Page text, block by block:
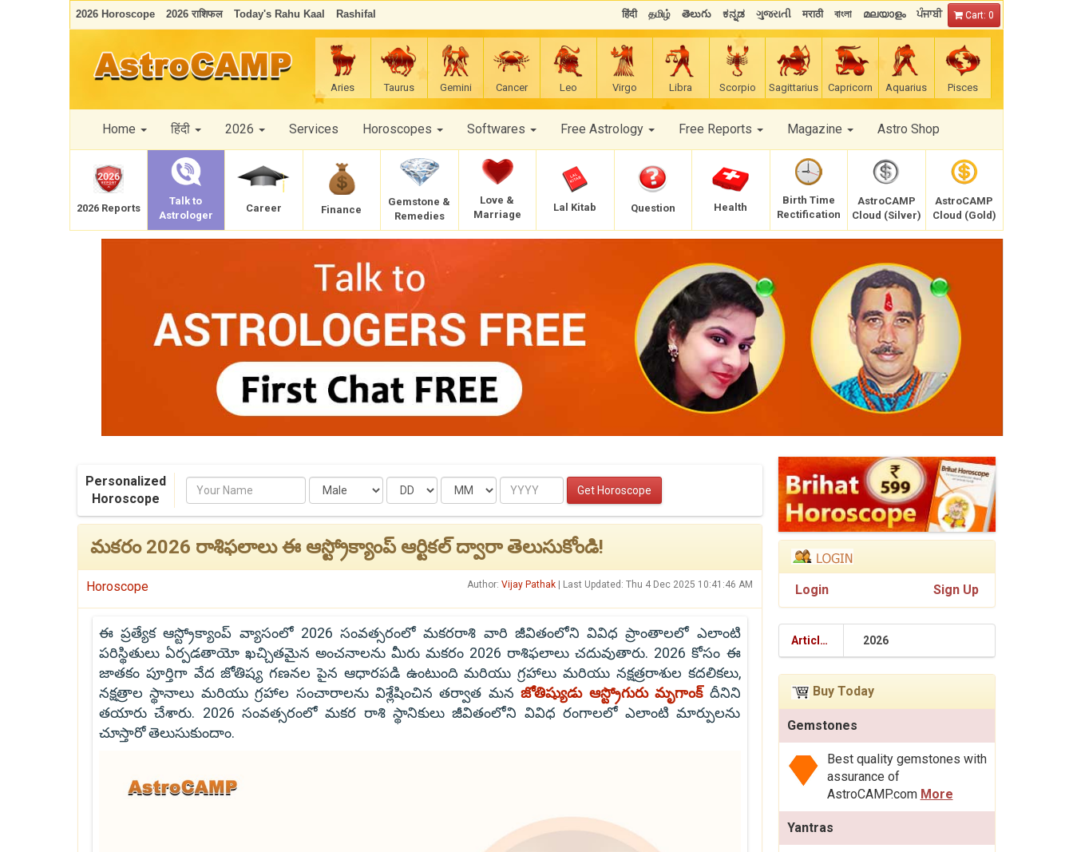
2026 Horoscope 2026 राशिफल Today's Rahu Kaal Rashifal हिंदी தமிழ் తెలుగు ಕನ್ನಡ ગુજરાતી मराठी বাংলা മലയാളം ਪੰਜਾਬੀ Cart: 0
Aries Taurus Gemini Cancer Leo Virgo Libra Scorpio Sagittarius Capricorn Aquarius Pisces
Home हिंदी 2026 Services Horoscopes Softwares Free Astrology Free Reports Magazine Astro Shop
2026 Reports
Talk to
Astrologer
Career Finance
Gemstone &
Remedies
Love &
Marriage
Lal Kitab Question Health
Birth Time
Rectification
AstroCAMP
Cloud (Silver)
AstroCAMP
Cloud (Gold)
Personalized
Horoscope
Name Date Month Year Get Horoscope
మకరం 2026 రాశిఫలాలు ఈ ఆస్ట్రోక్యాంప్ ఆర్టికల్ ద్వారా తెలుసుకోండి!
Horoscope Author:Vijay Pathak | Last Updated: Thu 4 Dec 2025 10:41:46 AM
ఈ ప్రత్యేక ఆస్ట్రోక్యాంప్ వ్యాసంలో 2026 సంవత్సరంలో మకరరాశి వారి జీవితంలోని వివిధ ప్రాంతాలలో ఎలాంటి
పరిస్థితులు ఏర్పడతాయో ఖచ్చితమైన అంచనాలను మీరు మకరం 2026 రాశిఫలాలు చదువుతారు. 2026 కోసం ఈ
జాతకం పూర్తిగా వేద జోతిష్య గణనల పైన ఆధారపడి ఉంటుంది మరియు గ్రహాలు మరియు నక్షత్రరాశుల కదలికలు,
నక్షత్రాల స్థానాలు మరియు గ్రహాల సంచారాలను విశ్లేషించిన తర్వాత మనజోతిష్యుడు ఆస్ట్రోగురు మృగాంక్ దీనిని
తయారు చేశారు. 2026 సంవత్సరంలో మకర రాశి స్థానికులు జీవితంలోని వివిధ రంగాలలో ఎలాంటి మార్పులను
చూస్తారో తెలుసుకుందాం.
Login Sign Up
Articles 2026
Buy Today
Gemstones
Best quality gemstones with
assurance of
AstroCAMP.com More
Yantras